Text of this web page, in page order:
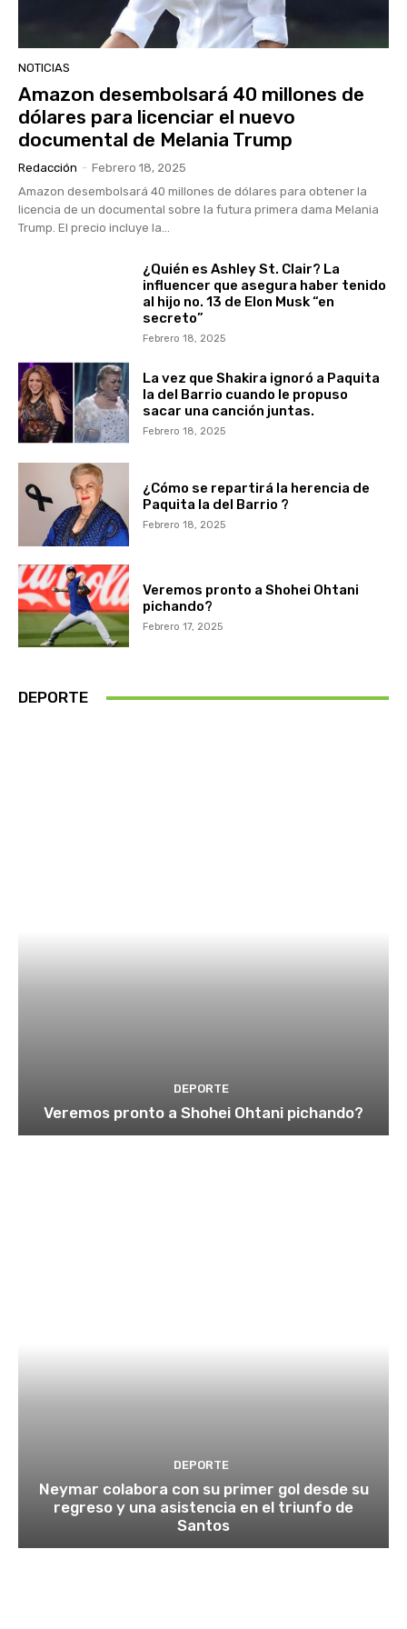
NOTICIAS
Amazon desembolsará 40 millones de
dólares para licenciar el nuevo
documental de Melania Trump
Redacción - Febrero 18, 2025
Amazon desembolsará 40 millones de dólares para obtener la
licencia de un documental sobre la futura primera dama Melania
Trump. El precio incluye la...
¿Quién es Ashley St. Clair? La
influencer que asegura haber tenido
al hijo no. 13 de Elon Musk “en
secreto”
Febrero 18, 2025
La vez que Shakira ignoró a Paquita
la del Barrio cuando le propuso
sacar una canción juntas.
Febrero 18, 2025
¿Cómo se repartirá la herencia de
Paquita la del Barrio ?
Febrero 18, 2025
Veremos pronto a Shohei Ohtani
pichando?
Febrero 17, 2025
DEPORTE
DEPORTE
Veremos pronto a Shohei Ohtani pichando?
DEPORTE
Neymar colabora con su primer gol desde su
regreso y una asistencia en el triunfo de
Santos